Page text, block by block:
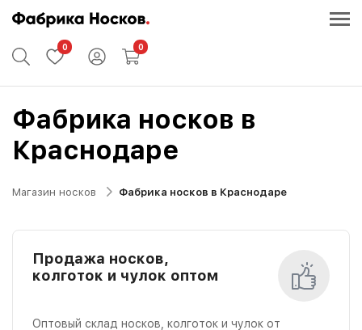
0 0
Фабрика носков в
Краснодаре
Магазин носков Фабрика носков в Краснодаре
Продажа носков,
колготок и чулок оптом
Оптовый склад носков, колготок и чулок от